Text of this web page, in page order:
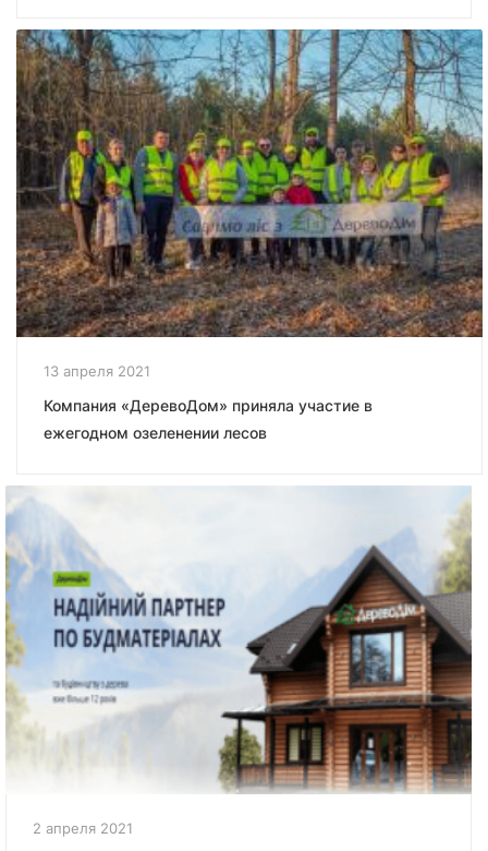
13 апреля 2021
Компания «ДеревоДом» приняла участие в
ежегодном озеленении лесов
2 апреля 2021